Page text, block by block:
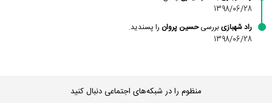
1398/06/28
راد شهبازیبررسیحسین پروان را پسندید.
1398/06/28
منظوم را در شبکه‌های اجتماعی دنبال کنید